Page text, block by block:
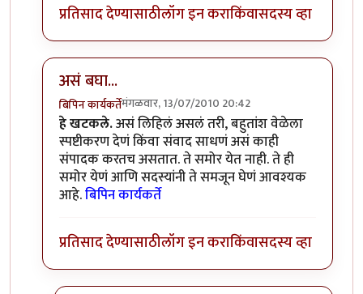
प्रतिसाद देण्यासाठीलॉग इन कराकिंवासदस्य व्हा
असं बघा...
बिपिन कार्यकर्तेमंगळवार, 13/07/2010 20:42
In reply toत्याविषयीbyलंबूटांग
हे खटकले.असं लिहिलं असलं तरी, बहुतांश वेळेला
स्पष्टीकरण देणं किंवा संवाद साधणं असं काही
संपादक करतच असतात. ते समोर येत नाही. ते ही
समोर येणं आणि सदस्यांनी ते समजून घेणं आवश्यक
आहे.बिपिन कार्यकर्ते
प्रतिसाद देण्यासाठीलॉग इन कराकिंवासदस्य व्हा